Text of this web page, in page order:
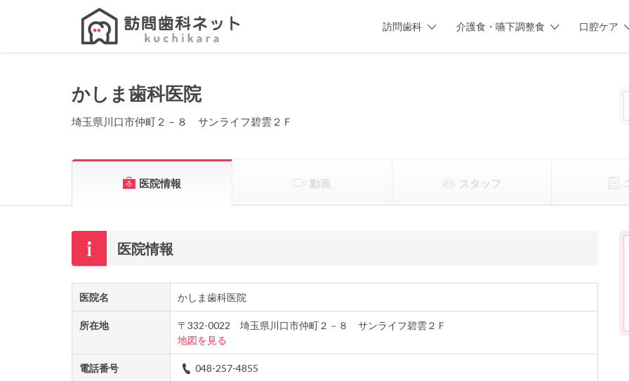
訪問歯科 介護食・嚥下調整食 口腔ケア
Search
かしま歯科医院
埼玉県川口市仲町２－８ サンライフ碧雲２Ｆ
医院情報 動画 スタッフ
医院情報
医院名 かしま歯科医院
所在地
〒332-0022 埼玉県川口市仲町２－８ サンライフ碧雲２Ｆ
地図を見る
電話番号 048-257-4855